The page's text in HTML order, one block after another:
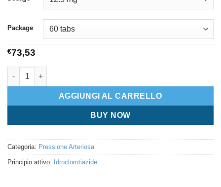
Package
€73,53
Aquazide quantità
AGGIUNGI AL CARRELLO
BUY NOW
Categoria: Pressione Arteriosa
Principio attivo: Idroclorotiazide